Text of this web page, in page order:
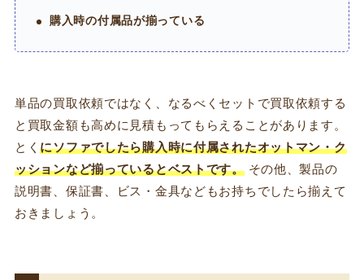
購入時の付属品が揃っている
単品の買取依頼ではなく、なるべくセットで買取依頼する
と買取金額も高めに見積もってもらえることがあります。
とくにソファでしたら購入時に付属されたオットマン・ク
ッションなど揃っているとベストです。その他、製品の
説明書、保証書、ビス・金具などもお持ちでしたら揃えて
おきましょう。